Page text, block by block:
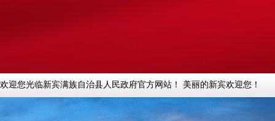
欢迎您光临新宾满族自治县人民政府官方网站！ 美丽的新宾欢迎您！